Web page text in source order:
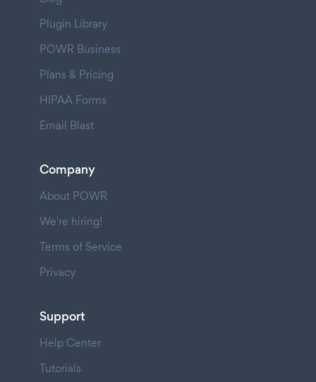
Plugin Library
POWR Business
Plans & Pricing
HIPAA Forms
Email Blast
Company
About POWR
We're hiring!
Terms of Service
Privacy
Support
Help Center
Tutorials